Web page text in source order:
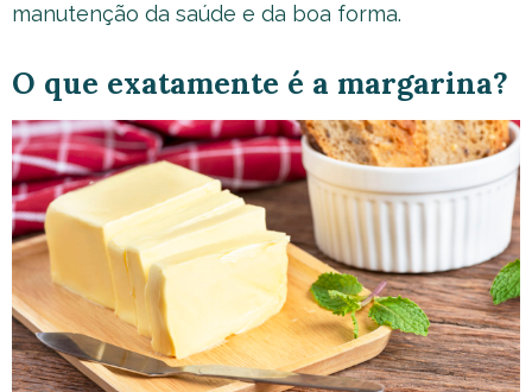
manutenção da saúde e da boa forma.
O que exatamente é a margarina?